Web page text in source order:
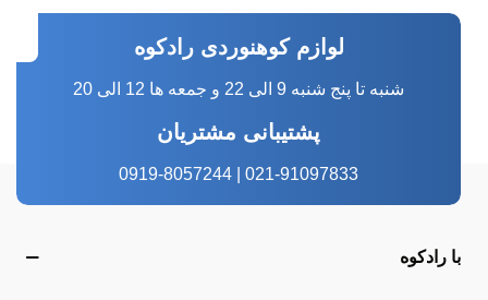
لوازم کوهنوردی رادکوه
شنبه تا پنج شنبه 9 الی 22 و جمعه ها 12 الی 20
پشتیبانی مشتریان
021-91097833 | 0919-8057244
با رادکوه